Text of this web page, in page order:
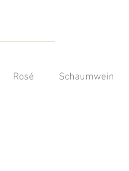
Rosé Schaumwein